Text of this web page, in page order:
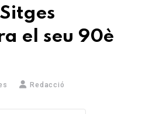
el seu 90è
Redacció